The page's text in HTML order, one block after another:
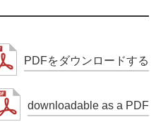
PDFをダウンロードする
downloadable as a PDF